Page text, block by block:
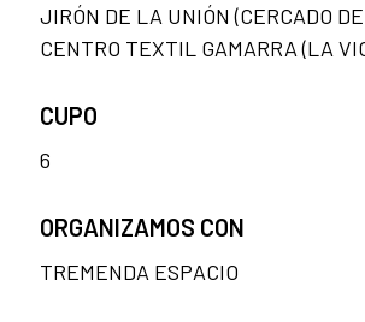
JIRÓN DE LA UNIÓN (CERCADO
CENTRO TEXTIL GAMARRA (LA
CUPO
6
ORGANIZAMOS CON
TREMENDA ESPACIO